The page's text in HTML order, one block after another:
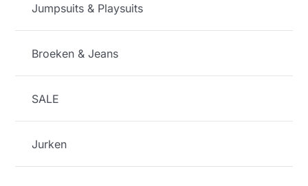
Jumpsuits & Playsuits
Broeken & Jeans
SALE
Jurken